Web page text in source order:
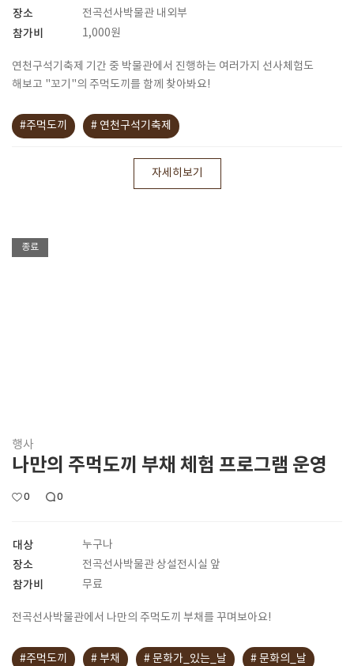
장소 전곡선사박물관 내외부
참가비 1,000원
연천구석기축제 기간 중 박물관에서 진행하는 여러가지 선사체험도
해보고 "꼬기"의 주먹도끼를 함께 찾아봐요!
#주먹도끼 # 연천구석기축제
자세히보기
종료
행사
나만의 주먹도끼 부채 체험 프로그램 운영
0 0
대상 누구나
장소 전곡선사박물관 상설전시실 앞
참가비 무료
전곡선사박물관에서 나만의 주먹도끼 부채를 꾸며보아요!
#주먹도끼 # 부채 # 문화가_있는_날 # 문화의_날